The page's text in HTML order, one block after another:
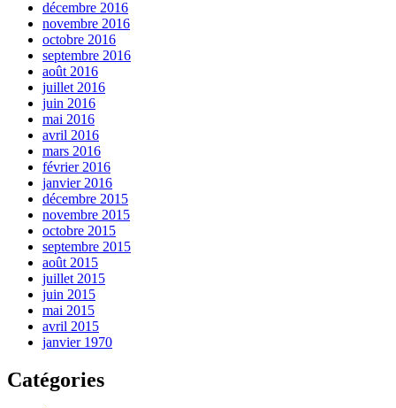
décembre 2016
novembre 2016
octobre 2016
septembre 2016
août 2016
juillet 2016
juin 2016
mai 2016
avril 2016
mars 2016
février 2016
janvier 2016
décembre 2015
novembre 2015
octobre 2015
septembre 2015
août 2015
juillet 2015
juin 2015
mai 2015
avril 2015
janvier 1970
Catégories